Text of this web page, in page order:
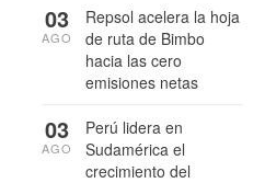
Repsol acelera la hoja
de ruta de Bimbo
hacia las cero
emisiones netas
03
AGO
Perú lidera en
Sudamérica el
crecimiento del
03
AGO